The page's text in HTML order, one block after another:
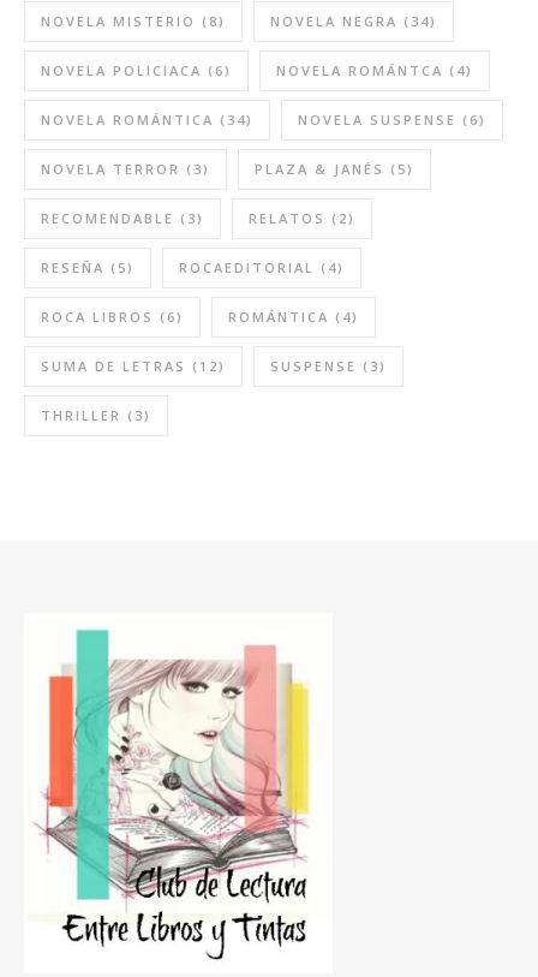
NOVELA MISTERIO (8) NOVELA NEGRA (34)
NOVELA POLICIACA (6) NOVELA ROMÁNTCA (4)
NOVELA ROMÁNTICA (34) NOVELA SUSPENSE (6)
NOVELA TERROR (3) PLAZA & JANÉS (5)
RECOMENDABLE (3) RELATOS (2)
RESEÑA (5) ROCAEDITORIAL (4)
ROCA LIBROS (6) ROMÁNTICA (4)
SUMA DE LETRAS (12) SUSPENSE (3)
THRILLER (3)